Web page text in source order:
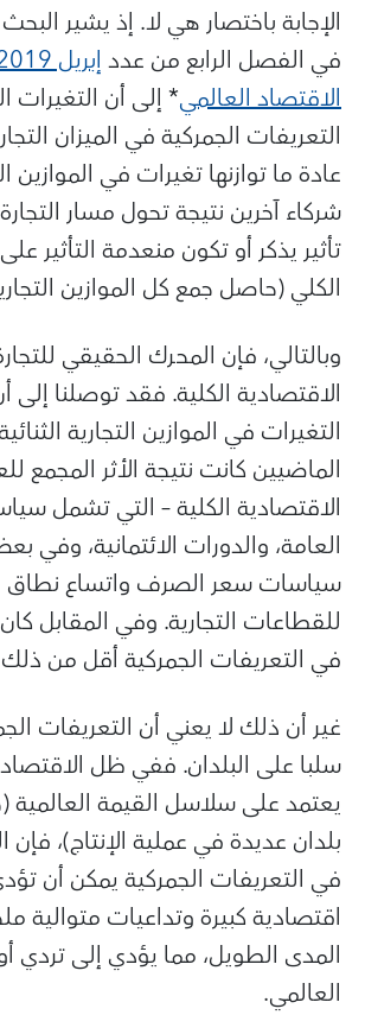
الإجابة باختصار هي لا. إذ يشير
في الفصل الرابع من عدد
الاقتصاد العالمي* إلى أن التغيرات
التعريفات الجمركية في الميزان
عادة ما توازنها تغيرات في الموازين
شركاء آخرين نتيجة تحول مسار
تأثير يذكر أو تكون منعدمة التأثير
الكلي (حاصل جمع كل الموازين
وبالتالي، فإن المحرك الحقيقي
الاقتصادية الكلية. فقد توصلنا
التغيرات في الموازين التجارية
الماضيين كانت نتيجة الأثر المجمع
الاقتصادية الكلية – التي تشمل
العامة، والدورات الائتمانية، وفي
سياسات سعر الصرف واتساع نطاق
للقطاعات التجارية. وفي المقابل كان
في التعريفات الجمركية أقل من ذلك
غير أن ذلك لا يعني أن التعريفات
سلبا على البلدان. ففي ظل
يعتمد على سلاسل القيمة
بلدان عديدة في عملية الإنتاج)، فإن
في التعريفات الجمركية يمكن أن
اقتصادية كبيرة وتداعيات متوالية
المدى الطويل، مما يؤدي إلى تردي
العالمي.